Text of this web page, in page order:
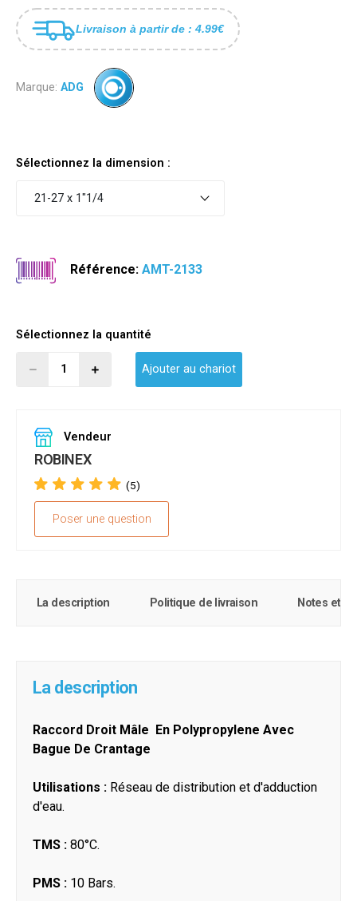
Livraison à partir de : 4.99€
Marque: ADG
Sélectionnez la dimension :
21-27 x 1"1/4
Référence:AMT-2133
Sélectionnez la quantité
Ajouter au chariot
Vendeur
ROBINEX
(5)
Poser une question
La description Politique de livraison Notes et
La description
Raccord Droit Mâle En Polypropylene Avec
Bague De Crantage
Utilisations : Réseau de distribution et d'adduction
d'eau.
TMS : 80°C.
PMS : 10 Bars.